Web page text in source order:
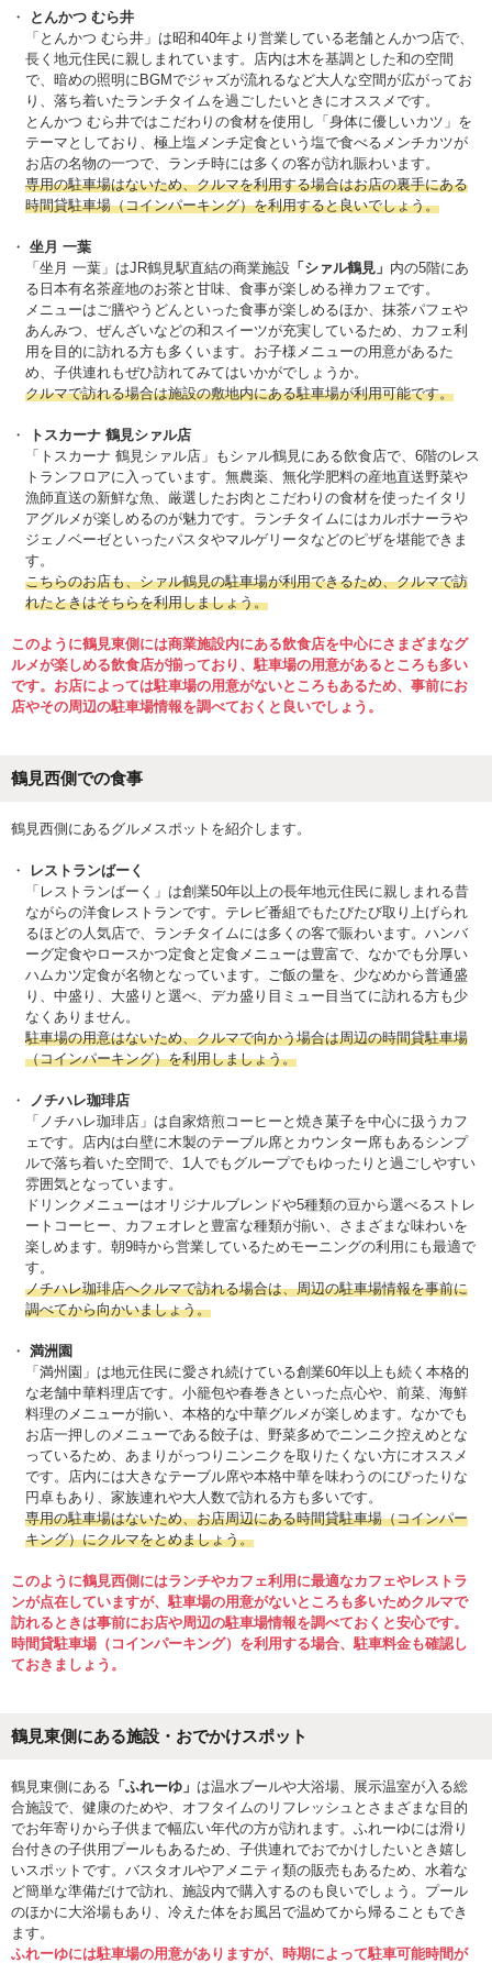
とんかつ むら井
「とんかつ むら井」は昭和40年より営業している老舗とんかつ店で、
長く地元住民に親しまれています。店内は木を基調とした和の空間
で、暗めの照明にBGMでジャズが流れるなど大人な空間が広がってお
り、落ち着いたランチタイムを過ごしたいときにオススメです。
とんかつ むら井ではこだわりの食材を使用し「身体に優しいカツ」を
テーマとしており、極上塩メンチ定食という塩で食べるメンチカツが
お店の名物の一つで、ランチ時には多くの客が訪れ賑わいます。
専用の駐車場はないため、クルマを利用する場合はお店の裏手にある
時間貸駐車場（コインパーキング）を利用すると良いでしょう。
坐月 一葉
「坐月 一葉」はJR鶴見駅直結の商業施設 「シァル鶴見」 内の5階にあ
る日本有名茶産地のお茶と甘味、食事が楽しめる禅カフェです。
メニューはご膳やうどんといった食事が楽しめるほか、抹茶パフェや
あんみつ、ぜんざいなどの和スイーツが充実しているため、カフェ利
用を目的に訪れる方も多くいます。お子様メニューの用意があるた
め、子供連れもぜひ訪れてみてはいかがでしょうか。
クルマで訪れる場合は施設の敷地内にある駐車場が利用可能です。
トスカーナ 鶴見シァル店
「トスカーナ 鶴見シァル店」もシァル鶴見にある飲食店で、6階のレス
トランフロアに入っています。無農薬、無化学肥料の産地直送野菜や
漁師直送の新鮮な魚、厳選したお肉とこだわりの食材を使ったイタリ
アグルメが楽しめるのが魅力です。ランチタイムにはカルボナーラや
ジェノベーゼといったパスタやマルゲリータなどのピザを堪能できま
す。
こちらのお店も、シァル鶴見の駐車場が利用できるため、クルマで訪
れたときはそちらを利用しましょう。
このように鶴見東側には商業施設内にある飲食店を中心にさまざまなグ
ルメが楽しめる飲食店が揃っており、駐車場の用意があるところも多い
です。お店によっては駐車場の用意がないところもあるため、事前にお
店やその周辺の駐車場情報を調べておくと良いでしょう。
鶴見西側での食事
鶴見西側にあるグルメスポットを紹介します。
レストランばーく
「レストランばーく」は創業50年以上の長年地元住民に親しまれる昔
ながらの洋食レストランです。テレビ番組でもたびたび取り上げられ
るほどの人気店で、ランチタイムには多くの客で賑わいます。ハンバ
ーグ定食やロースかつ定食と定食メニューは豊富で、なかでも分厚い
ハムカツ定食が名物となっています。ご飯の量を、少なめから普通盛
り、中盛り、大盛りと選べ、デカ盛り目ミュー目当てに訪れる方も少
なくありません。
駐車場の用意はないため、クルマで向かう場合は周辺の時間貸駐車場
（コインパーキング）を利用しましょう。
ノチハレ珈琲店
「ノチハレ珈琲店」は自家焙煎コーヒーと焼き菓子を中心に扱うカフ
ェです。店内は白壁に木製のテーブル席とカウンター席もあるシンプ
ルで落ち着いた空間で、1人でもグループでもゆったりと過ごしやすい
雰囲気となっています。
ドリンクメニューはオリジナルブレンドや5種類の豆から選べるストレ
ートコーヒー、カフェオレと豊富な種類が揃い、さまざまな味わいを
楽しめます。朝9時から営業しているためモーニングの利用にも最適で
す。
ノチハレ珈琲店へクルマで訪れる場合は、周辺の駐車場情報を事前に
調べてから向かいましょう。
満洲園
「満州園」は地元住民に愛され続けている創業60年以上も続く本格的
な老舗中華料理店です。小籠包や春巻きといった点心や、前菜、海鮮
料理のメニューが揃い、本格的な中華グルメが楽しめます。なかでも
お店一押しのメニューである餃子は、野菜多めでニンニク控えめとな
っているため、あまりがっつりニンニクを取りたくない方にオススメ
です。店内には大きなテーブル席や本格中華を味わうのにぴったりな
円卓もあり、家族連れや大人数で訪れる方も多いです。
専用の駐車場はないため、お店周辺にある時間貸駐車場（コインパー
キング）にクルマをとめましょう。
このように鶴見西側にはランチやカフェ利用に最適なカフェやレストラ
ンが点在していますが、駐車場の用意がないところも多いためクルマで
訪れるときは事前にお店や周辺の駐車場情報を調べておくと安心です。
時間貸駐車場（コインパーキング）を利用する場合、駐車料金も確認し
ておきましょう。
鶴見東側にある施設・おでかけスポット
鶴見東側にある 「ふれーゆ」 は温水ブールや大浴場、展示温室が入る総
合施設で、健康のためや、オフタイムのリフレッシュとさまざまな目的
でお年寄りから子供まで幅広い年代の方が訪れます。ふれーゆには滑り
台付きの子供用プールもあるため、子供連れでおでかけしたいとき嬉し
いスポットです。バスタオルやアメニティ類の販売もあるため、水着な
ど簡単な準備だけで訪れ、施設内で購入するのも良いでしょう。プール
のほかに大浴場もあり、冷えた体をお風呂で温めてから帰ることもでき
ます。
ふれーゆには駐車場の用意がありますが、時期によって駐車可能時間が